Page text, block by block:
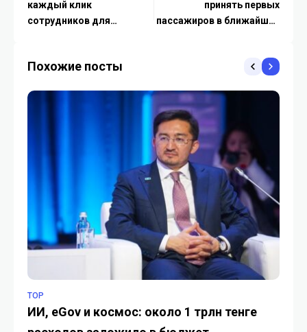
каждый клик
сотрудников для
принять первых
пассажиров в ближайшие
Похожие посты
TOP
ИИ, eGov и космос: около 1 трлн тенге